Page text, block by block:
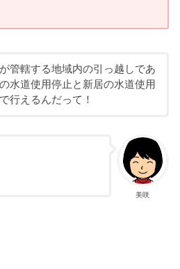
管轄する地域内の引っ越しであ
水道使用停止と新居の水道使用
行えるんだって！
美咲